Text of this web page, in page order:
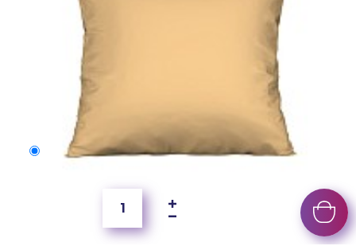
50x40 cm